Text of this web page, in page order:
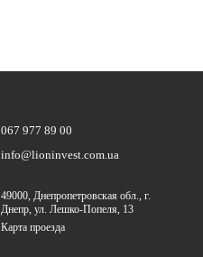
067 977 89 00
info@lioninvest.com.ua
49000, Днепропетровская обл., г.
Днепр, ул. Лешко-Попеля, 13
Карта проезда